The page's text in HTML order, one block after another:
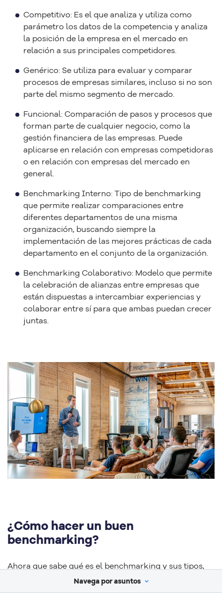
Competitivo: Es el que analiza y utiliza como
parámetro los datos de la competencia y analiza
la posición de la empresa en el mercado en
relación a sus principales competidores.
Genérico: Se utiliza para evaluar y comparar
procesos de empresas similares, incluso si no son
parte del mismo segmento de mercado.
Funcional: Comparación de pasos y procesos que
forman parte de cualquier negocio, como la
gestión financiera de las empresas. Puede
aplicarse en relación con empresas competidoras
o en relación con empresas del mercado en
general.
Benchmarking Interno: Tipo de benchmarking
que permite realizar comparaciones entre
diferentes departamentos de una misma
organización, buscando siempre la
implementación de las mejores prácticas de cada
departamento en el conjunto de la organización.
Benchmarking Colaborativo: Modelo que permite
la celebración de alianzas entre empresas que
están dispuestas a intercambiar experiencias y
colaborar entre sí para que ambas puedan crecer
juntas.
¿Cómo hacer un buen
benchmarking?
Ahora que sabe qué es el benchmarking y sus tipos,
consulta nuestra guía sobrecómo hacer un buen
Navega por asuntos